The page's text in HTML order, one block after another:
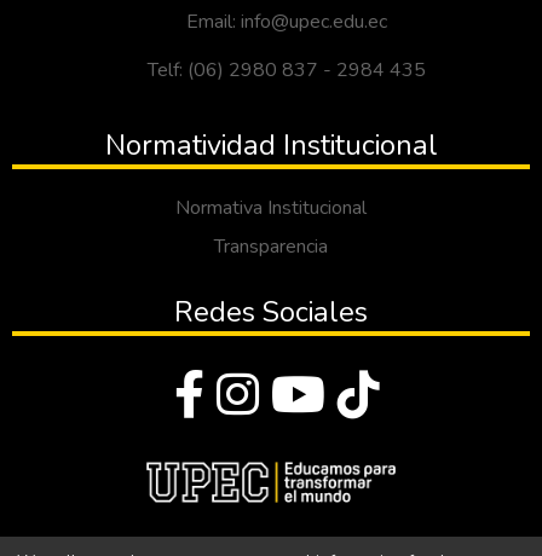
Email: info@upec.edu.ec
Telf: (06) 2980 837 - 2984 435
Normatividad Institucional
Normativa Institucional
Transparencia
Redes Sociales